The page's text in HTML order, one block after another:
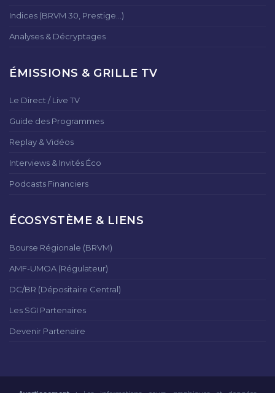
Indices (BRVM 30, Prestige...)
Analyses & Décryptages
ÉMISSIONS & GRILLE TV
Le Direct / Live TV
Guide des Programmes
Replay & Vidéos
Interviews & Invités Éco
Podcasts Financiers
ÉCOSYSTÈME & LIENS
Bourse Régionale (BRVM)
AMF-UMOA (Régulateur)
DC/BR (Dépositaire Central)
Les SGI Partenaires
Devenir Partenaire